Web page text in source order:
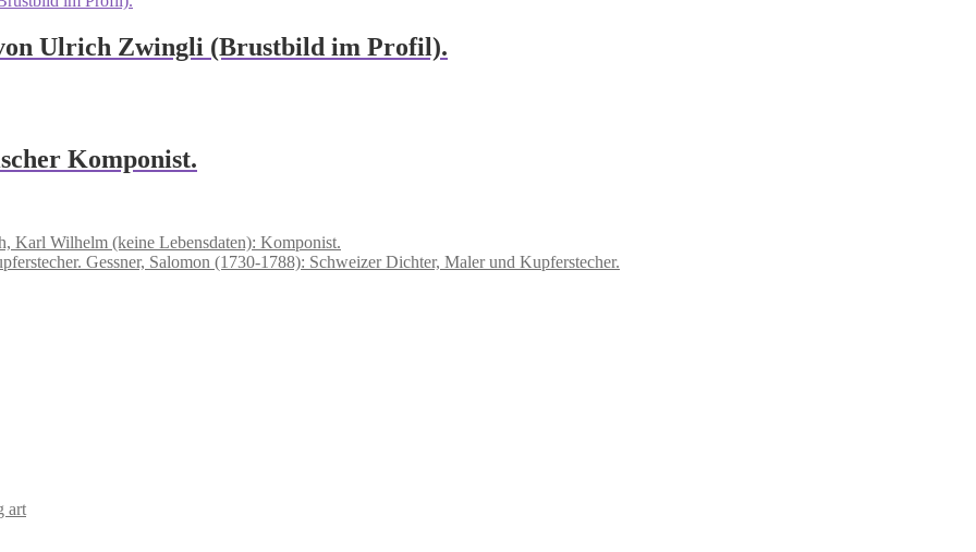
Ulrich Zwingli (Brustbild im Profil).
Komponist.
Karl Wilhelm (keine Lebensdaten): Komponist.
Gessner, Salomon (1730-1788): Schweizer Dichter, Maler und Kupferstecher.
art